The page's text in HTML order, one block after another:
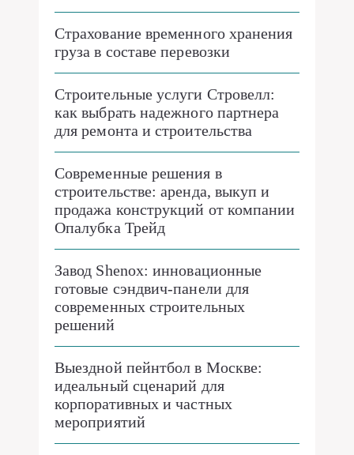
Страхование временного хранения
груза в составе перевозки
Строительные услуги Стровелл:
как выбрать надежного партнера
для ремонта и строительства
Современные решения в
строительстве: аренда, выкуп и
продажа конструкций от компании
Опалубка Трейд
Завод Shenox: инновационные
готовые сэндвич-панели для
современных строительных
решений
Выездной пейнтбол в Москве:
идеальный сценарий для
корпоративных и частных
мероприятий